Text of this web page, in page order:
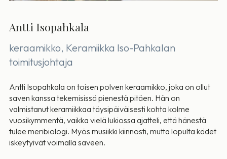
Antti Isopahkala
keraamikko, Keramiikka Iso-Pahkalan
toimitusjohtaja
Antti Isopahkala on toisen polven keraamikko, joka on ollut
saven kanssa tekemisissä pienestä pitäen. Hän on
valmistanut keramiikkaa täysipäiväisesti kohta kolme
vuosikymmentä, vaikka vielä lukiossa ajatteli, että hänestä
tulee meribiologi. Myös musiikki kiinnosti, mutta lopulta kädet
iskeytyivät voimalla saveen.